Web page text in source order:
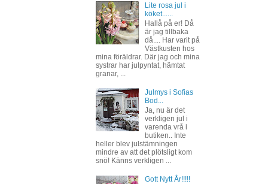
Lite rosa jul i
köket......
Hallå på er! Då
är jag tillbaka
då.... Har varit på
Västkusten hos
mina föräldrar. Där jag och mina
systrar har julpyntat, hämtat
granar, ...
Julmys i Sofias
Bod...
Ja, nu är det
verkligen jul i
varenda vrå i
butiken.. Inte
heller blev julstämningen
mindre av att det plötsligt kom
snö! Känns verkligen ...
Gott Nytt År!!!!!